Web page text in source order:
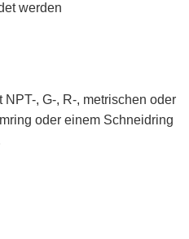
werden
, G-, R-, metrischen oder
oder einem Schneidring